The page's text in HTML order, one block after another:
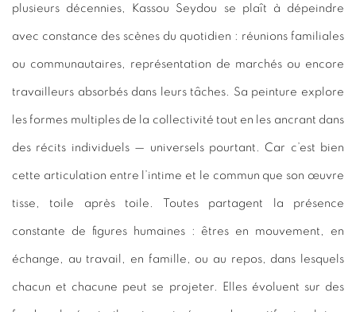
plusieurs décennies, Kassou Seydou se plaît à dépeindre
avec constance des scènes du quotidien : réunions familiales
ou communautaires, représentation de marchés ou encore
travailleurs absorbés dans leurs tâches. Sa peinture explore
les formes multiples de la collectivité tout en les ancrant dans
des récits individuels — universels pourtant. Car c’est bien
cette articulation entre l’intime et le commun que son œuvre
tisse, toile après toile. Toutes partagent la présence
constante de figures humaines : êtres en mouvement, en
échange, au travail, en famille, ou au repos, dans lesquels
chacun et chacune peut se projeter. Elles évoluent sur des